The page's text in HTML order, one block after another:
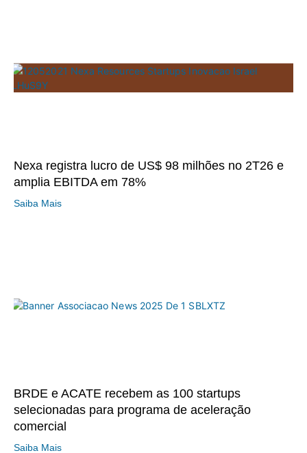
Nexa registra lucro de US$ 98 milhões no 2T26 e
amplia EBITDA em 78%
Saiba Mais
BRDE e ACATE recebem as 100 startups
selecionadas para programa de aceleração
comercial
Saiba Mais